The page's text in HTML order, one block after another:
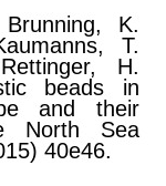
K.
T.
H.
beads in
and their
North Sea
40e46.